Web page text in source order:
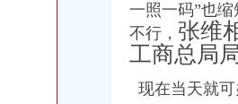
一照一码”也
不行， 张维
工商总局
现在当天就